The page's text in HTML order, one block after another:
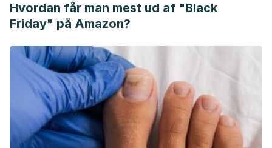
Hvordan får man mest ud af "Black
Friday" på Amazon?